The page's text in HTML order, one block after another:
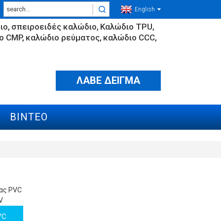
English
σπειροειδές καλώδιο Καλώδιο TPU
CMP καλώδιο ρεύματος καλώδιο CCC
ΛΑΒΕ ΔΕΙΓΜΑ
ΒΊΝΤΕΟ